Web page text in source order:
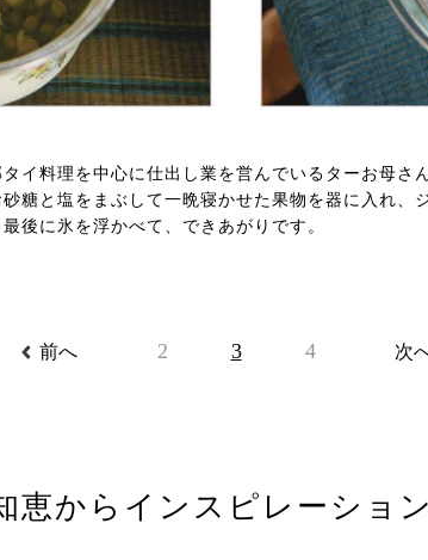
イ料理を中心に仕出し業を営んでいるターお母さ
糖と塩をまぶして一晩寝かせた果物を器に入れ、
後に氷を浮かべて、できあがりです。
前へ 2 3 4 次
恵から インスピレーショ